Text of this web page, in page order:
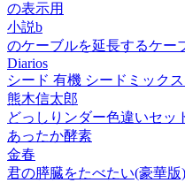
の表示用
小説b
のケーブルを延長するケー
Diarios
シード 有機 シードミック
熊木信太郎
どっしりンダー色違いセッ
あったか酵素
金春
君の膵臓をたべたい(豪華版)